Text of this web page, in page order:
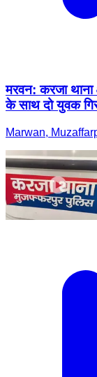
मरवन: करजा थाना
के साथ दो युवक
Marwan,